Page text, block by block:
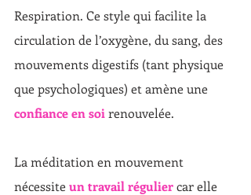
Respiration. Ce style qui facilite la
circulation de l’oxygène, du sang, des
mouvements digestifs (tant physique
que psychologiques) et amène une
confiance en soi renouvelée.
La méditation en mouvement
nécessite un travail régulier car elle